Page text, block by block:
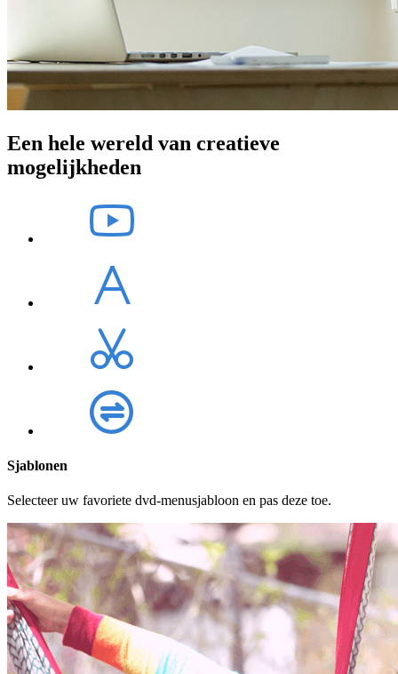
Een hele wereld van creatieve
mogelijkheden
Sjablonen
Selecteer uw favoriete dvd-menusjabloon en pas deze toe.